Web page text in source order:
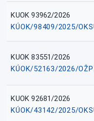
KUOK 93962/2026
KÚOK/98409/2025/
KUOK 83551/2026
KÚOK/52163/2026/
KUOK 92681/2026
KÚOK/43142/2025/